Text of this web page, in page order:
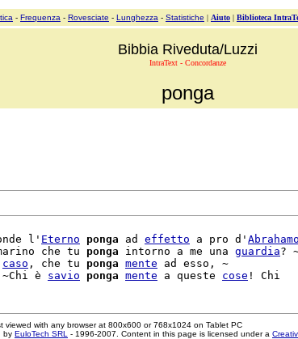
- Frequenza - Rovesciate - Lunghezza - Statistiche | Aiuto | Biblioteca
Bibbia Riveduta/Luzzi
IntraText - Concordanze
ponga
l' Eterno ponga ad effetto a pro d' Abrahamo
che tu ponga intorno a me una guardia?
caso , che tu ponga mente ad esso, ~
è savio ponga mente a queste cose
viewed with any browser at 800x600 or 768x1024 on Tablet PC
by EuloTech SRL - 1996-2007. Content in this page is licensed under a